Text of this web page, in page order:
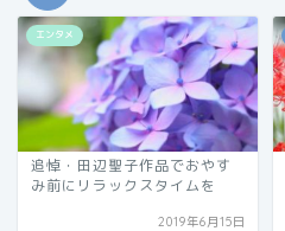
エンタメ
追悼・田辺聖子作品でおやす
み前にリラックスタイムを
2019年6月15日